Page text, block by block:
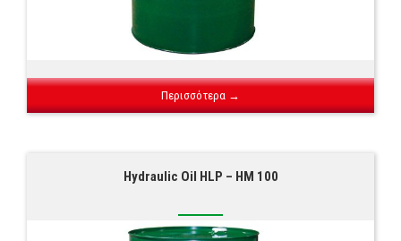
Περισσότερα →
Hydraulic Oil HLP – HM 100